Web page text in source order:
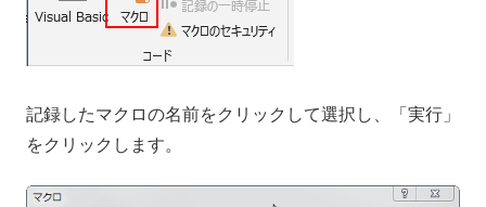
記録したマクロの名前をクリックして選択し、「実行」
をクリックします。